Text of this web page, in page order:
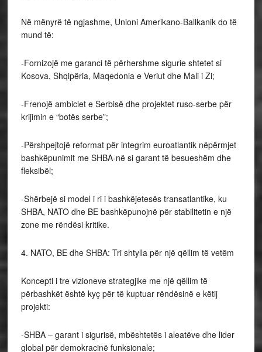
Në mënyrë të ngjashme, Unioni Amerikano-Ballkanik do të
mund të:
-Fornizojë me garanci të përhershme sigurie shtetet si
Kosova, Shqipëria, Maqedonia e Veriut dhe Mali i Zi;
-Frenojë ambiciet e Serbisë dhe projektet ruso-serbe për
krijimin e “botës serbe”;
-Përshpejtojë reformat për integrim euroatlantik nëpërmjet
bashkëpunimit me SHBA-në si garant të besueshëm dhe
fleksibël;
-Shërbejë si model i ri i bashkëjetesës transatlantike, ku
SHBA, NATO dhe BE bashkëpunojnë për stabilitetin e një
zone me rëndësi kritike.
4. NATO, BE dhe SHBA: Tri shtylla për një qëllim të vetëm
Koncepti i tre vizioneve strategjike me një qëllim të
përbashkët është kyç për të kuptuar rëndësinë e këtij
projekti:
-SHBA – garant i sigurisë, mbështetës i aleatëve dhe lider
global për demokracinë funksionale;